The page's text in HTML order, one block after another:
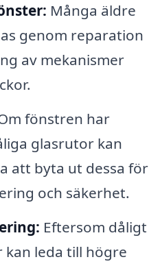
Många äldre
genom reparation
av mekanismer
fönstren har
glasrutor kan
att byta ut dessa för
och säkerhet.
Eftersom dåligt
leda till högre